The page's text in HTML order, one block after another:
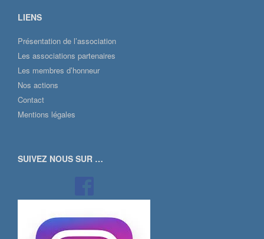
LIENS
Présentation de l’association
Les associations partenaires
Les membres d’honneur
Nos actions
Contact
Mentions légales
SUIVEZ NOUS SUR …